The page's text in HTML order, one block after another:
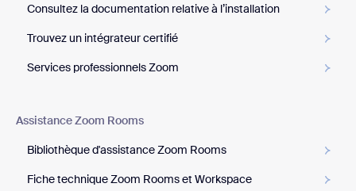
Consultez la documentation relative à l’installation
Trouvez un intégrateur certifié
Services professionnels Zoom
Assistance Zoom Rooms
Bibliothèque d'assistance Zoom Rooms
Fiche technique Zoom Rooms et Workspace